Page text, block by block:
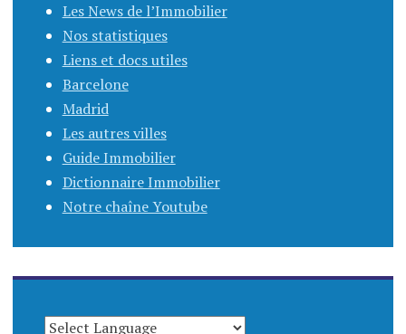
Les News de l’Immobilier
Nos statistiques
Liens et docs utiles
Barcelone
Madrid
Les autres villes
Guide Immobilier
Dictionnaire Immobilier
Notre chaîne Youtube